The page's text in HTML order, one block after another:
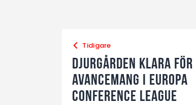
Tidigare
Djurgården klara för
avancemang i Europa
Conference league